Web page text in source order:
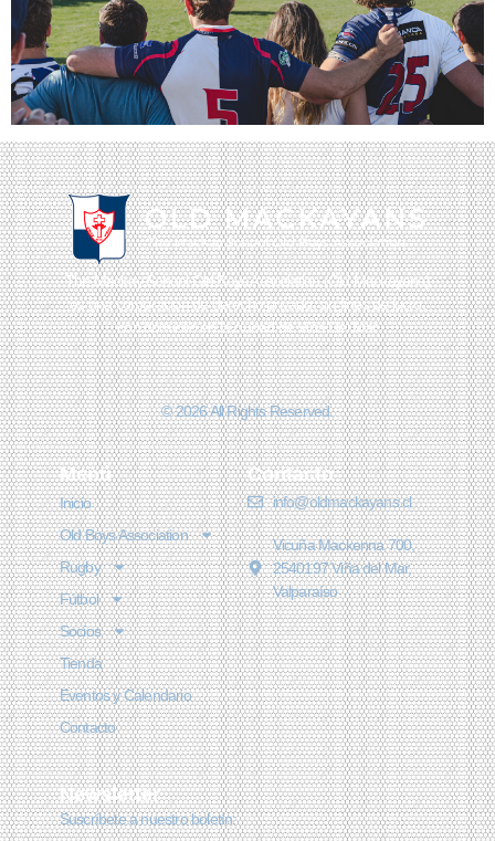
The Mackay School Old Boys Association (Old Mackayans)
es una corporación de derecho privado, sin fines de lucro,
con domicilio en la ciudad de Viña Del Mar
© 2026 All Rights Reserved.
Menú
Inicio
Old Boys Association
Rugby
Fútbol
Socios
Tienda
Eventos y Calendario
Contacto
Contacto
info@oldmackayans.cl
Vicuña Mackenna 700,
2540197 Viña del Mar,
Valparaíso
Newsletter
Suscríbete a nuestro boletín: